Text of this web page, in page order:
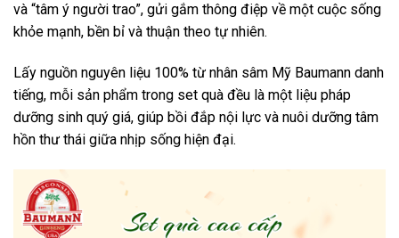
và “tâm ý người trao”, gửi gắm thông điệp về một cuộc sống
khỏe mạnh, bền bỉ và thuận theo tự nhiên.
Lấy nguồn nguyên liệu 100% từ nhân sâm Mỹ Baumann danh
tiếng, mỗi sản phẩm trong set quà đều là một liệu pháp
dưỡng sinh quý giá, giúp bồi đắp nội lực và nuôi dưỡng tâm
hồn thư thái giữa nhịp sống hiện đại.